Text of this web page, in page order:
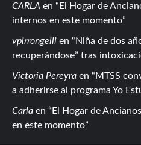
CARLA en
El Hogar de
internos en este momento
vpirrongelli en
Niña de dos
recuperándose” tras
Victoria Pereyra en
MTSS
a adherirse al programa Yo
Carla en
El Hogar de
en este momento